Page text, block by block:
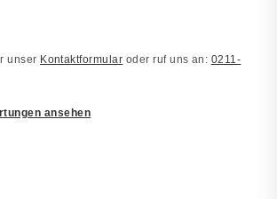
Richtig schön
Macht einen edlen Eindruck. Trage es
unser Kontaktformular oder ruf uns an: 0211-
ansehen